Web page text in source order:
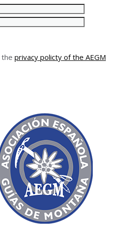
privacy policty of the AEGM